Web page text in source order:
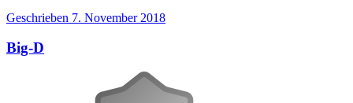
Geschrieben 7. November 2018
Big-D